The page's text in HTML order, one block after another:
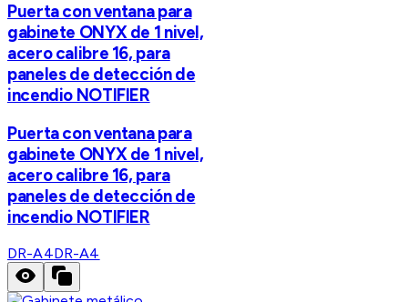
Puerta con ventana para
gabinete ONYX de 1 nivel,
acero calibre 16, para
paneles de detección de
incendio NOTIFIER
Puerta con ventana para
gabinete ONYX de 1 nivel,
acero calibre 16, para
paneles de detección de
incendio NOTIFIER
DR-A4DR-A4